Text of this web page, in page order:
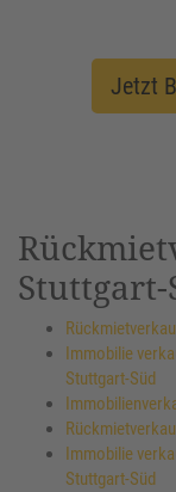
Jetzt
Stuttgart-
Immobilie
Stuttgart-Süd
Immobilie
Stuttgart-Süd